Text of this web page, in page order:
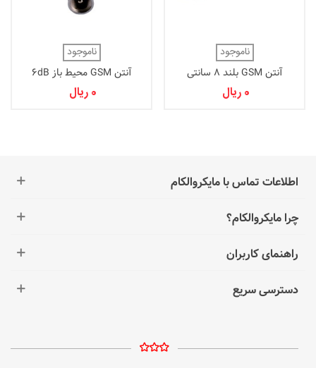
ناموجود
آنتن GSM بلند 8 سانتی
0 ریال
ناموجود
آنتن GSM محیط باز 6dB
0 ریال
اطلاعات تماس با مایکروالکام
چرا مایکروالکام؟
راهنمای کاربران
دسترسی سریع